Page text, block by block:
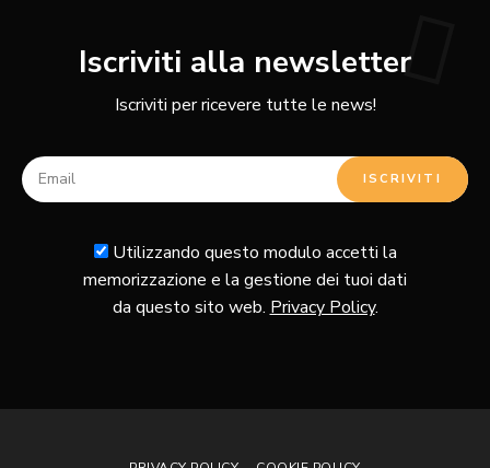
Iscriviti alla newsletter
Iscriviti per ricevere tutte le news!
Utilizzando questo modulo accetti la
memorizzazione e la gestione dei tuoi dati
da questo sito web. Privacy Policy.